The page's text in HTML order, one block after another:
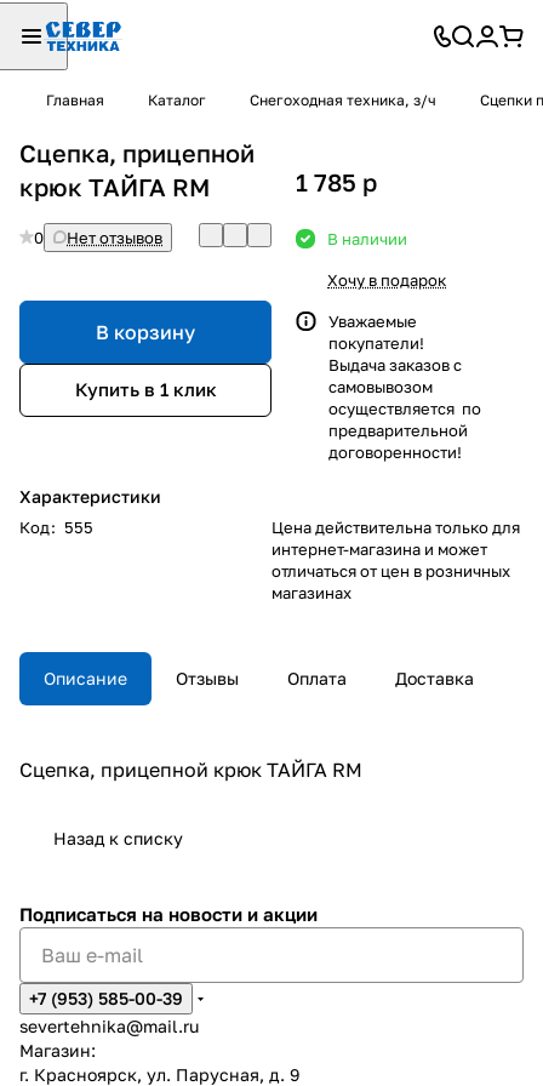
Главная Каталог Снегоходная техника, з/ч Сцепки
Сцепка, прицепной
крюк ТАЙГА RM
0 Нет отзывов
В корзину
Купить в 1 клик
Характеристики
Код: 555
1 785 p
В наличии
Хочу в подарок
Уважаемые
покупатели!
Выдача заказов с
самовывозом
осуществляется по
предварительной
договоренности!
Цена действительна только для
интернет-магазина и может
отличаться от цен в розничных
магазинах
Описание Отзывы Оплата Доставка
Сцепка, прицепной крюк ТАЙГА RM
Назад к списку
Подписаться на новости и акции
+7 (953) 585-00-39
severtehnika@mail.ru
Магазин:
г. Красноярск, ул. Парусная, д. 9